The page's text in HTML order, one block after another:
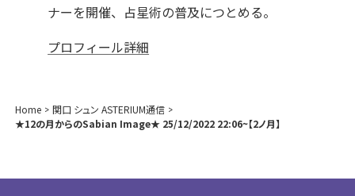
ナーを開催、占星術の普及につとめる。
プロフィール詳細
Home
関口 シュン ASTERIUM通信
★12の月からのSabian Image★ 25/12/2022 22:06~【2ノ月】